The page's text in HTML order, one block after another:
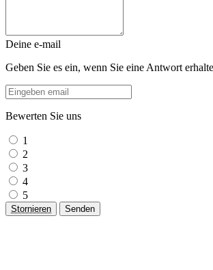
Deine e-mail
Geben Sie es ein, wenn Sie eine Antwort
Bewerten Sie uns
1
2
3
4
5
Stornieren Senden